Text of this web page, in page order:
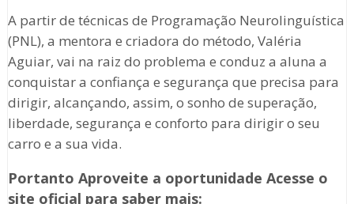
A partir de técnicas de Programação Neurolinguística
(PNL), a mentora e criadora do método, Valéria
Aguiar, vai na raiz do problema e conduz a aluna a
conquistar a confiança e segurança que precisa para
dirigir, alcançando, assim, o sonho de superação,
liberdade, segurança e conforto para dirigir o seu
carro e a sua vida.
Portanto Aproveite a oportunidade Acesse o
site oficial para saber mais: